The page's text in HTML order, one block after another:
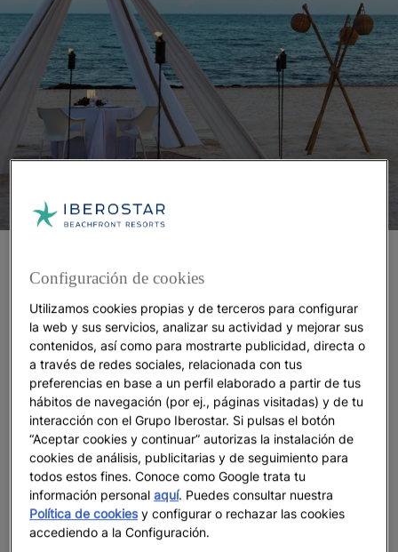
Un compromiso con la excelencia
Star Prestige es sinónimo deexcelencia. La
categoría superior de Iberostarse basa en un
concepto de lujo que combinaespacio y
experiencia. Cada hotel que ofrece este servicio
dispone de sus propias áreas, habitaciones y
atenciones para huéspedes Star Prestige. Por tanto,
las tarifas también varían de un destino a otro. Y, si
te lo estabas preguntando, lafilosofía sostenible de
Iberostary la conexión de los alojamientos con la
cultura localtambién están presentes en las
Configuración de cookies
Utilizamos cookies propias y de terceros para configurar
la web y sus servicios, analizar su actividad y mejorar sus
contenidos, así como para mostrarte publicidad, directa o
a través de redes sociales, relacionada con tus
preferencias en base a un perfil elaborado a partir de tus
hábitos de navegación (por ej., páginas visitadas) y de tu
interacción con el Grupo Iberostar. Si pulsas el botón
“Aceptar cookies y continuar” autorizas la instalación de
cookies de análisis, publicitarias y de seguimiento para
todos estos fines. Conoce como Google trata tu
información personalaquí. Puedes consultar nuestra
Política de cookiesy configurar o rechazar las cookies
accediendo a la Configuración.